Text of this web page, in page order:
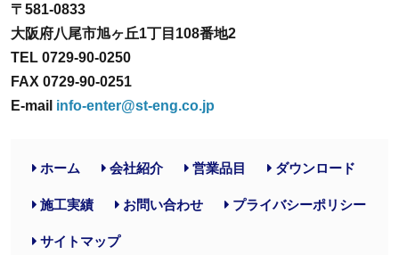
〒581-0833
大阪府八尾市旭ヶ丘1丁目108番地2
TEL 0729-90-0250
FAX 0729-90-0251
E-mail info-enter@st-eng.co.jp
ホーム 会社紹介 営業品目 ダウンロード
施工実績 お問い合わせ プライバシーポリシー
サイトマップ